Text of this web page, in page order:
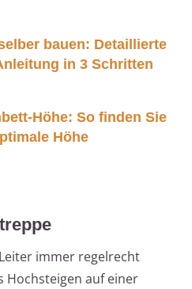
bauen: Detaillierte
in 3 Schritten
Höhe: So finden Sie
Höhe
immer regelrecht
Hochsteigen auf einer